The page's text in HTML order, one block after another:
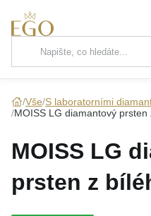
Hlavní kategorie
ŘETÍZKY
NÁRAMKY
Vše S laboratorními
MOISS LG diamantový prsten
MOISS LG
prsten z